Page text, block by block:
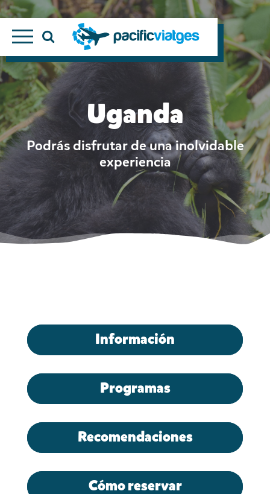
Uganda
Podrás disfrutar de una inolvidable
experiencia
Información
Programas
Recomendaciones
Cómo reservar